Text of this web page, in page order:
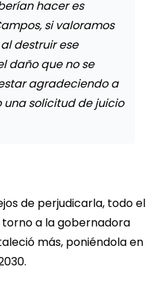
hacer es
si valoramos
destruir ese
daño que no se
agradeciendo a
solicitud de juicio
de perjudicarla, todo el
torno a la gobernadora
más, poniéndola en